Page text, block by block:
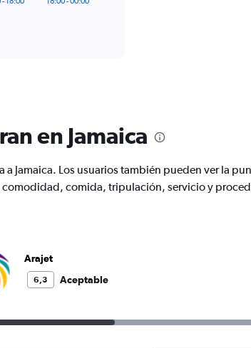
en Jamaica
Jamaica. Los usuarios también pueden ver la
comodidad, comida, tripulación, servicio y
Arajet
6,3 Aceptable